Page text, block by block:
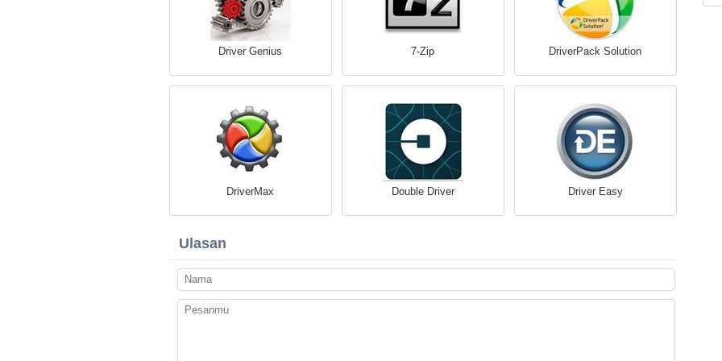
Driver Genius 7-Zip DriverPack Solution
DriverMax Double Driver Driver Easy
Ulasan